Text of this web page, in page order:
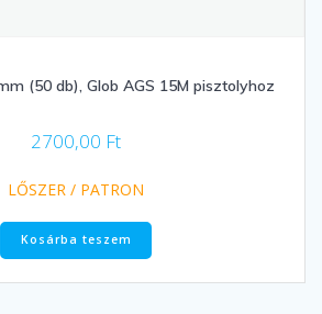
(50 db), Glob AGS 15M pisztolyhoz
2700,00 Ft
LŐSZER / PATRON
Kosárba teszem